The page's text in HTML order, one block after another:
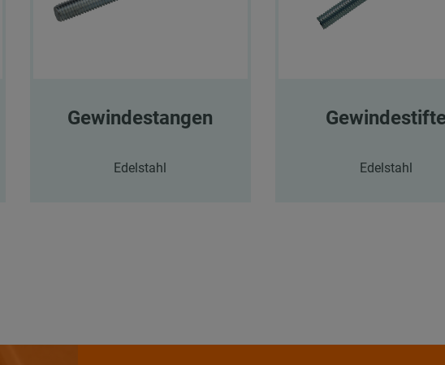
Gewindestangen
Edelstahl Edelstahl